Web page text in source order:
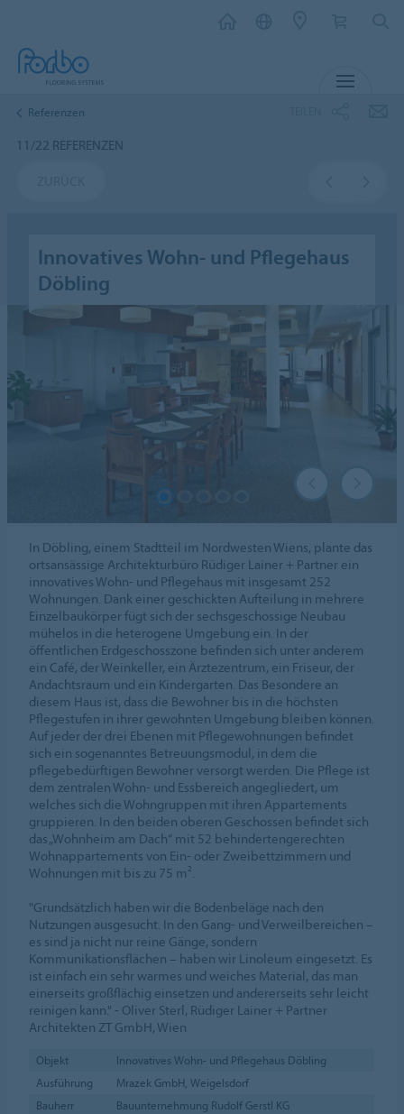
Referenzen
11/22 REFERENZEN
Innovatives Wohn- und Pflegehaus
Döbling
In Döbling, einem Stadtteil im Nordwesten Wiens, plante das
ortsansässige Architekturbüro Rüdiger Lainer + Partner ein
innovatives Wohn- und Pflegehaus mit insgesamt 252
Wohnungen. Dank einer geschickten Aufteilung in mehrere
Einzelbaukörper fügt sich der sechsgeschossige Neubau
mühelos in die heterogene Umgebung ein. In der
öffentlichen Erdgeschosszone befinden sich unter anderem
ein Café, der Weinkeller, ein Ärztezentrum, ein Friseur, der
Andachtsraum und ein Kindergarten. Das Besondere an
diesem Haus ist, dass die Bewohner bis in die höchsten
Pflegestufen in ihrer gewohnten Umgebung bleiben können.
Auf jeder der drei Ebenen mit Pflegewohnungen befindet
sich ein sogenanntes Betreuungsmodul, in dem die
pflegebedürftigen Bewohner versorgt werden. Die Pflege ist
dem zentralen Wohn- und Essbereich angegliedert, um
welches sich die Wohngruppen mit ihren Appartements
gruppieren. In den beiden oberen Geschossen befindet sich
das „Wohnheim am Dach“ mit 52 behindertengerechten
Wohnappartements von Ein- oder Zweibettzimmern und
Wohnungen mit bis zu 75 m².
"Grundsätzlich haben wir die Bodenbeläge nach den
Nutzungen ausgesucht. In den Gang- und Verweilbereichen –
es sind ja nicht nur reine Gänge, sondern
Kommunikationsflächen – haben wir Linoleum eingesetzt. Es
ist einfach ein sehr warmes und weiches Material, das man
einerseits großflächig einsetzen und andererseits sehr leicht
reinigen kann." - Oliver Sterl, Rüdiger Lainer + Partner
Architekten ZT GmbH, Wien
Objekt
Innovatives Wohn- und Pflegehaus Döbling
Ausführung
Mrazek GmbH, Weigelsdorf
Bauherr
Bauunternehmung Rudolf Gerstl KG